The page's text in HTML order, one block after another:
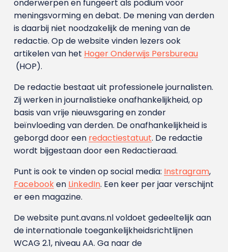
onderwerpen en fungeert als podium voor
meningsvorming en debat. De mening van derden
is daarbij niet noodzakelijk de mening van de
redactie. Op de website vinden lezers ook
artikelen van het Hoger Onderwijs Persbureau
(HOP).
De redactie bestaat uit professionele journalisten.
Zij werken in journalistieke onafhankelijkheid, op
basis van vrije nieuwsgaring en zonder
beïnvloeding van derden. De onafhankelijkheid is
geborgd door een redactiestatuut. De redactie
wordt bijgestaan door een Redactieraad.
Punt is ook te vinden op social media: Instragram,
Facebooken LinkedIn. Een keer per jaar verschijnt
er een magazine.
De website punt.avans.nl voldoet gedeeltelijk aan
de internationale toegankelijkheidsrichtlijnen
WCAG 2.1, niveau AA. Ga naar de